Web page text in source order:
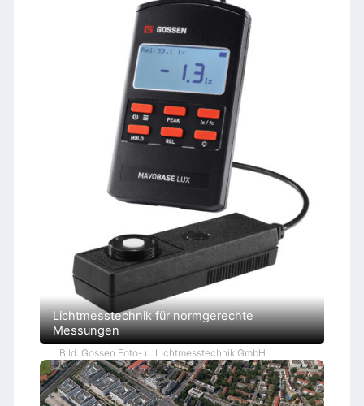
Lichtmesstechnik für normgerechte
Messungen
Bild: Gossen Foto- u. Lichtmesstechnik GmbH